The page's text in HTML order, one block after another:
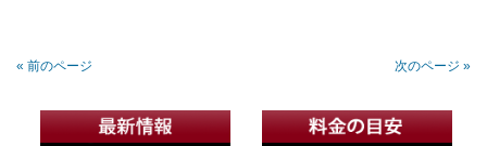
« 前のページ 次のページ »